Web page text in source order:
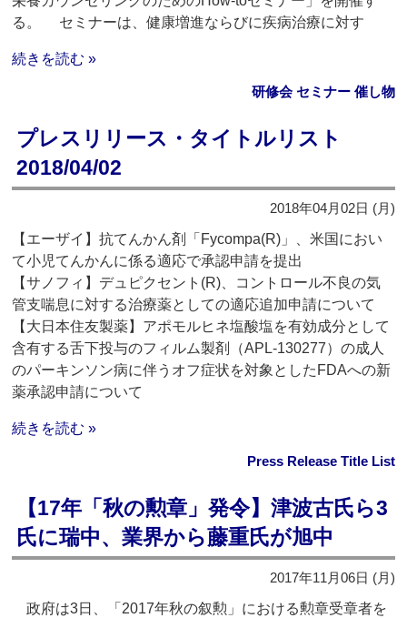
る。 セミナーは、健康増進ならびに疾病治療に対す
続きを読む »
研修会 セミナー 催し物
プレスリリース・タイトルリスト
2018/04/02
2018年04月02日 (月)
【エーザイ】抗てんかん剤「Fycompa(R)」、米国におい
て小児てんかんに係る適応で承認申請を提出
【サノフィ】デュピクセント(R)、コントロール不良の気
管支喘息に対する治療薬としての適応追加申請について
【大日本住友製薬】アポモルヒネ塩酸塩を有効成分として
含有する舌下投与のフィルム製剤（APL-130277）の成人
のパーキンソン病に伴うオフ症状を対象としたFDAへの新
薬承認申請について
続きを読む »
Press Release Title List
【17年「秋の勲章」発令】津波古氏ら3
氏に瑞中、業界から藤重氏が旭中
2017年11月06日 (月)
政府は3日、「2017年秋の叙勲」における勲章受章者を